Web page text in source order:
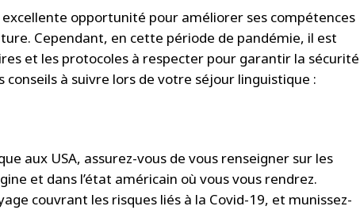
opportunité pour améliorer ses compétences
Cependant, en cette période de pandémie, il est
et les protocoles à respecter pour garantir la sécurité
à suivre lors de votre séjour linguistique :
aux USA, assurez-vous de vous renseigner sur les
et dans l’état américain où vous vous rendrez.
couvrant les risques liés à la Covid-19, et munissez-